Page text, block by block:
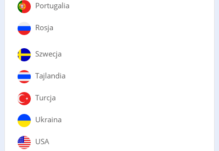
Portugalia
Rosja
Szwecja
Tajlandia
Turcja
Ukraina
USA